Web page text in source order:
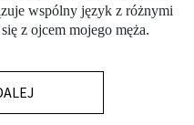
wspólny język z różnymi
z ojcem mojego męża.